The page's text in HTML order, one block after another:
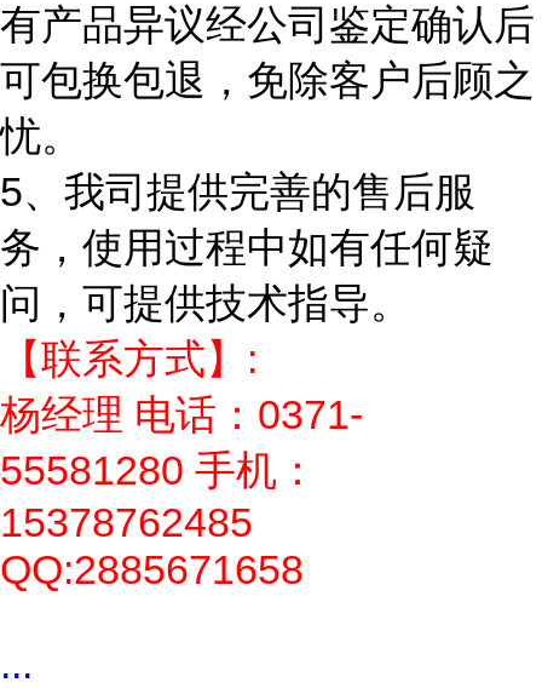
有产品异议经公司鉴定确认后
可包换包退，免除客户后顾之
忧。
5、我司提供完善的售后服
务，使用过程中如有任何疑
问，可提供技术指导。
【联系方式】:
杨经理 电话：0371-
55581280 手机：
15378762485
QQ:2885671658
...